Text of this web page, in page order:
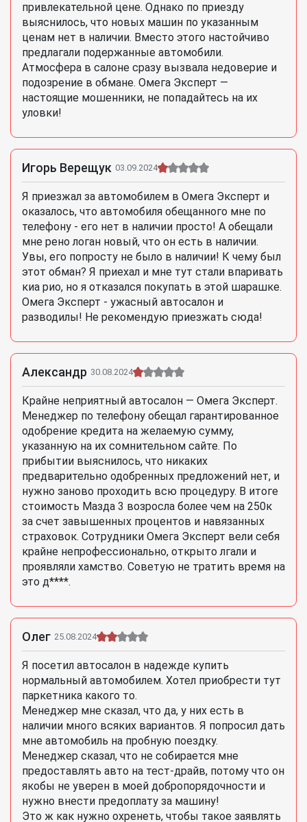
привлекательной цене. Однако по приезду
выяснилось, что новых машин по указанным
ценам нет в наличии. Вместо этого настойчиво
предлагали подержанные автомобили.
Атмосфера в салоне сразу вызвала недоверие и
подозрение в обмане. Омега Эксперт —
настоящие мошенники, не попадайтесь на их
уловки!
Игорь Верещук 03.09.2024
Я приезжал за автомобилем в Омега Эксперт и
оказалось, что автомобиля обещанного мне по
телефону - его нет в наличии просто! А обещали
мне рено логан новый, что он есть в наличии.
Увы, его попросту не было в наличии! К чему был
этот обман? Я приехал и мне тут стали впаривать
киа рио, но я отказался покупать в этой шарашке.
Омега Эксперт - ужасный автосалон и
разводилы! Не рекомендую приезжать сюда!
Александр 30.08.2024
Крайне неприятный автосалон — Омега Эксперт.
Менеджер по телефону обещал гарантированное
одобрение кредита на желаемую сумму,
указанную на их сомнительном сайте. По
прибытии выяснилось, что никаких
предварительно одобренных предложений нет, и
нужно заново проходить всю процедуру. В итоге
стоимость Мазда 3 возросла более чем на 250к
за счет завышенных процентов и навязанных
страховок. Сотрудники Омега Эксперт вели себя
крайне непрофессионально, открыто лгали и
проявляли хамство. Советую не тратить время на
это д****.
Олег 25.08.2024
Я посетил автосалон в надежде купить
нормальный автомобилем. Хотел приобрести тут
паркетника какого то.
Менеджер мне сказал, что да, у них есть в
наличии много всяких вариантов. Я попросил дать
мне автомобиль на пробную поездку.
Менеджер сказал, что не собирается мне
предоставлять авто на тест-драйв, потому что он
якобы не уверен в моей добропорядочности и
нужно внести предоплату за машину!
Это ж как нужно охренеть, чтобы такое заявлять